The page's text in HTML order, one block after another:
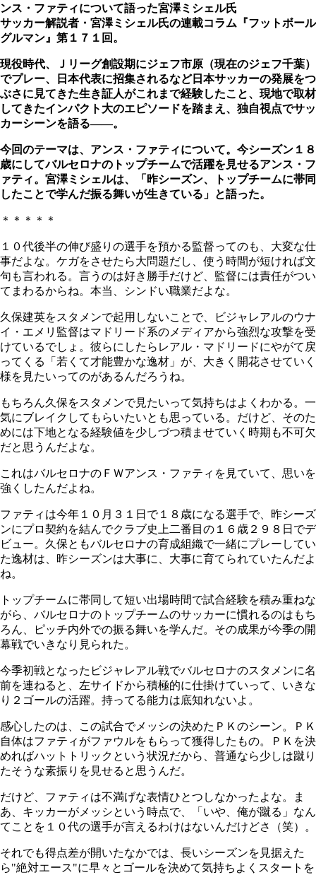
ンス・ファティについて語った宮澤ミシェル氏
サッカー解説者・宮澤ミシェル氏の連載コラム『フットボール
グルマン』第１７１回。
現役時代、Ｊリーグ創設期にジェフ市原（現在のジェフ千葉）
でプレー、日本代表に招集されるなど日本サッカーの発展をつ
ぶさに見てきた生き証人がこれまで経験したこと、現地で取材
してきたインパクト大のエピソードを踏まえ、独自視点でサッ
カーシーンを語る――。
今回のテーマは、アンス・ファティについて。今シーズン１８
歳にしてバルセロナのトップチームで活躍を見せるアンス・フ
ァティ。宮澤ミシェルは、「昨シーズン、トップチームに帯同
したことで学んだ振る舞いが生きている」と語った。
＊＊＊＊＊
１０代後半の伸び盛りの選手を預かる監督ってのも、大変な仕
事だよな。ケガをさせたら大問題だし、使う時間が短ければ文
句も言われる。言うのは好き勝手だけど、監督には責任がつい
てまわるからね。本当、シンドい職業だよな。
久保建英をスタメンで起用しないことで、ビジャレアルのウナ
イ・エメリ監督はマドリード系のメディアから強烈な攻撃を受
けているでしょ。彼らにしたらレアル・マドリードにやがて戻
ってくる「若くて才能豊かな逸材」が、大きく開花させていく
様を見たいってのがあるんだろうね。
もちろん久保をスタメンで見たいって気持ちはよくわかる。一
気にブレイクしてもらいたいとも思っている。だけど、そのた
めには下地となる経験値を少しづつ積ませていく時期も不可欠
だと思うんだよな。
これはバルセロナのＦＷアンス・ファティを見ていて、思いを
強くしたんだよね。
ファティは今年１０月３１日で１８歳になる選手で、昨シーズ
ンにプロ契約を結んでクラブ史上二番目の１６歳２９８日でデ
ビュー。久保ともバルセロナの育成組織で一緒にプレーしてい
た逸材は、昨シーズンは大事に、大事に育てられていたんだよ
ね。
トップチームに帯同して短い出場時間で試合経験を積み重ねな
がら、バルセロナのトップチームのサッカーに慣れるのはもち
ろん、ピッチ内外での振る舞いを学んだ。その成果が今季の開
幕戦でいきなり見られた。
今季初戦となったビジャレアル戦でバルセロナのスタメンに名
前を連ねると、左サイドから積極的に仕掛けていって、いきな
り２ゴールの活躍。持ってる能力は底知れないよ。
感心したのは、この試合でメッシの決めたＰＫのシーン。ＰＫ
自体はファティがファウルをもらって獲得したもの。ＰＫを決
めればハットトリックという状況だから、普通なら少しは蹴り
たそうな素振りを見せると思うんだ。
だけど、ファティは不満げな表情ひとつしなかったよな。ま
あ、キッカーがメッシという時点で、「いや、俺が蹴る」なん
てことを１０代の選手が言えるわけはないんだけどさ（笑）。
それでも得点差が開いたなかでは、長いシーズンを見据えた
ら"絶対エース"に早々とゴールを決めて気持ちよくスタートを